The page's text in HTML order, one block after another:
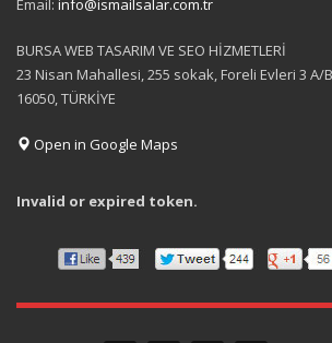
Email: info@ismailsalar.com.tr
BURSA WEB TASARIM VE SEO HİZMETLERİ
23 Nisan Mahallesi, 255 sokak, Foreli Evleri 3 A/
16050, TÜRKİYE
Open in Google Maps
Invalid or expired token.